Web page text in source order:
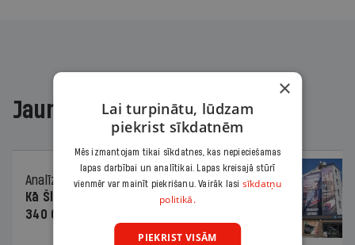
Jaunākajā žurnālā
Analīze
06.08.2026.
Kā Šlesera partija palika nesodīta par
340 000 vērtu reklāmas kampaņu
×
Lai turpinātu, lūdzam
piekrist sīkdatnēm
Mēs izmantojam tikai sīkdatnes, kas nepieciešamas
lapas darbībai un analītikai. Lapas kreisajā stūrī
vienmēr var mainīt piekrišanu. Vairāk lasi sīkdatņu
politikā.
PIEKRIST VISĀM